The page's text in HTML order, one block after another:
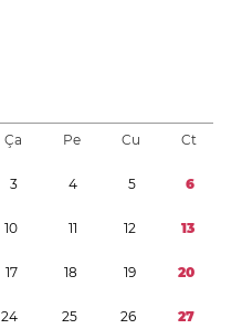
Ça Pe Cu Ct
3 4 5 6
10 11 12 13
17 18 19 20
24 25 26 27